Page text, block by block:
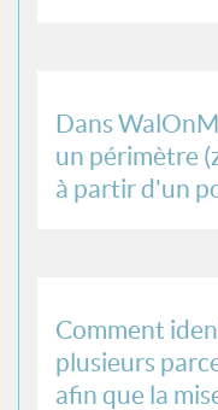
Dans
un périmètre
à partir d'un
Comment
plusieurs
afin que la